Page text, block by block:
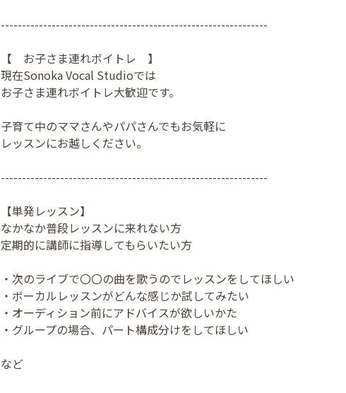
---------------------------------------------------------------
【 お子さま連れボイトレ 】
現在Sonoka Vocal Studioでは
お子さま連れボイトレ大歓迎です。
子育て中のママさんやパパさんでもお気軽に
レッスンにお越しください。
---------------------------------------------------------------
【単発レッスン】
なかなか普段レッスンに来れない方
定期的に講師に指導してもらいたい方
・次のライブで〇〇の曲を歌うのでレッスンをしてほしい
・ボーカルレッスンがどんな感じか試してみたい
・オーディション前にアドバイスが欲しいかた
・グループの場合、パート構成分けをしてほしい
など